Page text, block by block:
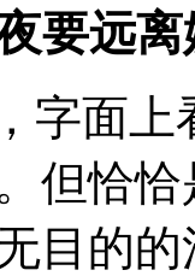
要远
字面
但恰
目的